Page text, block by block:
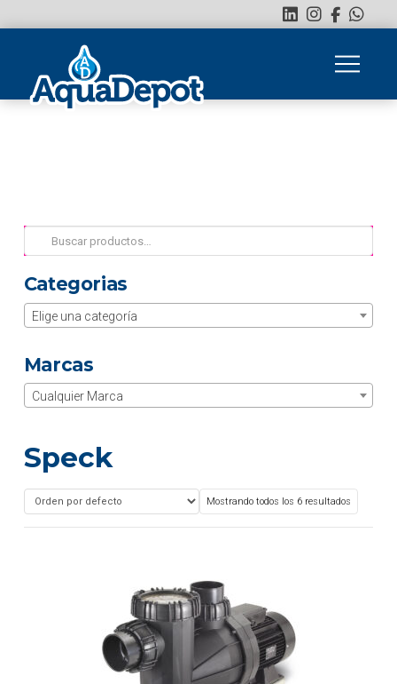
Buscar
por:
Categorias
Elige una categoría
Marcas
Cualquier Marca
Speck
Mostrando todos los 6 resultados